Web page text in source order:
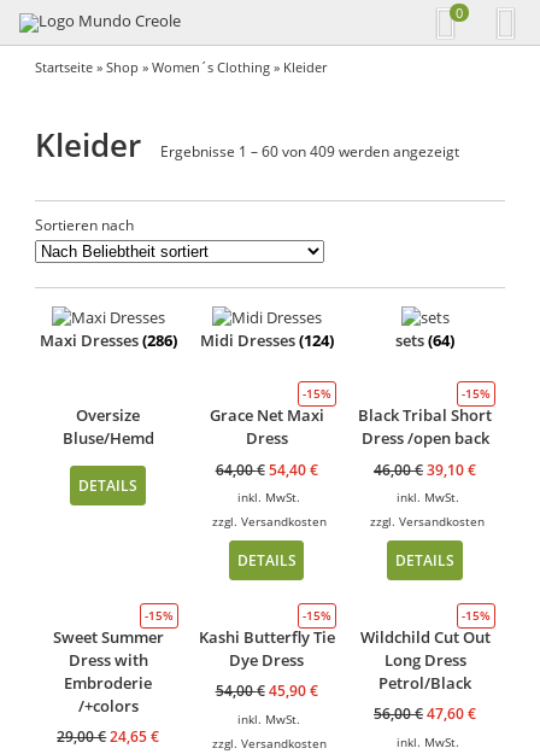
0
Startseite »Shop »Women´s Clothing » Kleider
Kleider Ergebnisse 1 – 60 von 409 werden angezeigt
Sortieren nach
Maxi Dresses(286) Midi Dresses(124) sets(64)
Oversize
Bluse/Hemd
DETAILS
-15%
Grace Net Maxi
Dress
64,00€ 54,40€
inkl. MwSt.
zzgl. Versandkosten
DETAILS
-15%
Black Tribal Short
Dress /open back
46,00€39,10€
inkl. MwSt.
zzgl.Versandkosten
DETAILS
-15%
Sweet Summer
Dress with
Embroderie
/+colors
29,00€24,65€
-15%
Kashi Butterfly Tie
Dye Dress
54,00€ 45,90€
inkl. MwSt.
zzgl. Versandkosten
-15%
Wildchild Cut Out
Long Dress
Petrol/Black
56,00€47,60€
inkl. MwSt.